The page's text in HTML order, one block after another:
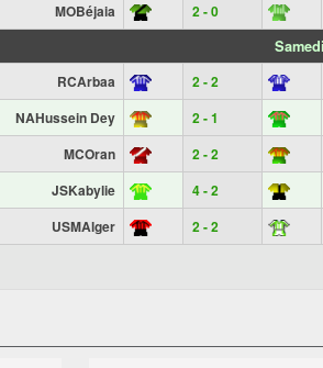
MOBéjaia 2 - 0
RCArbaa 2 - 2
NAHussein Dey 2 - 1
MCOran 2 - 2
JSKabylie 4 - 2
USMAlger 2 - 2